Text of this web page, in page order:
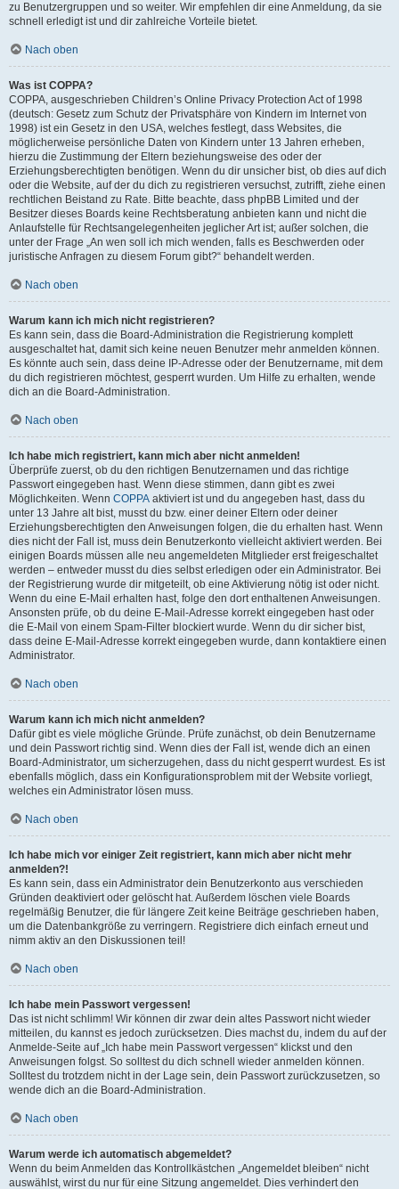
zu Benutzergruppen und so weiter. Wir empfehlen dir eine Anmeldung, da sie
schnell erledigt ist und dir zahlreiche Vorteile bietet.
Nach oben
Was ist COPPA?
COPPA, ausgeschrieben Children’s Online Privacy Protection Act of 1998
(deutsch: Gesetz zum Schutz der Privatsphäre von Kindern im Internet von
1998) ist ein Gesetz in den USA, welches festlegt, dass Websites, die
möglicherweise persönliche Daten von Kindern unter 13 Jahren erheben,
hierzu die Zustimmung der Eltern beziehungsweise des oder der
Erziehungsberechtigten benötigen. Wenn du dir unsicher bist, ob dies auf dich
oder die Website, auf der du dich zu registrieren versuchst, zutrifft, ziehe einen
rechtlichen Beistand zu Rate. Bitte beachte, dass phpBB Limited und der
Besitzer dieses Boards keine Rechtsberatung anbieten kann und nicht die
Anlaufstelle für Rechtsangelegenheiten jeglicher Art ist; außer solchen, die
unter der Frage „An wen soll ich mich wenden, falls es Beschwerden oder
juristische Anfragen zu diesem Forum gibt?“ behandelt werden.
Nach oben
Warum kann ich mich nicht registrieren?
Es kann sein, dass die Board-Administration die Registrierung komplett
ausgeschaltet hat, damit sich keine neuen Benutzer mehr anmelden können.
Es könnte auch sein, dass deine IP-Adresse oder der Benutzername, mit dem
du dich registrieren möchtest, gesperrt wurden. Um Hilfe zu erhalten, wende
dich an die Board-Administration.
Nach oben
Ich habe mich registriert, kann mich aber nicht anmelden!
Überprüfe zuerst, ob du den richtigen Benutzernamen und das richtige
Passwort eingegeben hast. Wenn diese stimmen, dann gibt es zwei
Möglichkeiten. Wenn COPPA aktiviert ist und du angegeben hast, dass du
unter 13 Jahre alt bist, musst du bzw. einer deiner Eltern oder deiner
Erziehungsberechtigten den Anweisungen folgen, die du erhalten hast. Wenn
dies nicht der Fall ist, muss dein Benutzerkonto vielleicht aktiviert werden. Bei
einigen Boards müssen alle neu angemeldeten Mitglieder erst freigeschaltet
werden – entweder musst du dies selbst erledigen oder ein Administrator. Bei
der Registrierung wurde dir mitgeteilt, ob eine Aktivierung nötig ist oder nicht.
Wenn du eine E-Mail erhalten hast, folge den dort enthaltenen Anweisungen.
Ansonsten prüfe, ob du deine E-Mail-Adresse korrekt eingegeben hast oder
die E-Mail von einem Spam-Filter blockiert wurde. Wenn du dir sicher bist,
dass deine E-Mail-Adresse korrekt eingegeben wurde, dann kontaktiere einen
Administrator.
Nach oben
Warum kann ich mich nicht anmelden?
Dafür gibt es viele mögliche Gründe. Prüfe zunächst, ob dein Benutzername
und dein Passwort richtig sind. Wenn dies der Fall ist, wende dich an einen
Board-Administrator, um sicherzugehen, dass du nicht gesperrt wurdest. Es ist
ebenfalls möglich, dass ein Konfigurationsproblem mit der Website vorliegt,
welches ein Administrator lösen muss.
Nach oben
Ich habe mich vor einiger Zeit registriert, kann mich aber nicht mehr
anmelden?!
Es kann sein, dass ein Administrator dein Benutzerkonto aus verschieden
Gründen deaktiviert oder gelöscht hat. Außerdem löschen viele Boards
regelmäßig Benutzer, die für längere Zeit keine Beiträge geschrieben haben,
um die Datenbankgröße zu verringern. Registriere dich einfach erneut und
nimm aktiv an den Diskussionen teil!
Nach oben
Ich habe mein Passwort vergessen!
Das ist nicht schlimm! Wir können dir zwar dein altes Passwort nicht wieder
mitteilen, du kannst es jedoch zurücksetzen. Dies machst du, indem du auf der
Anmelde-Seite auf „Ich habe mein Passwort vergessen“ klickst und den
Anweisungen folgst. So solltest du dich schnell wieder anmelden können.
Solltest du trotzdem nicht in der Lage sein, dein Passwort zurückzusetzen, so
wende dich an die Board-Administration.
Nach oben
Warum werde ich automatisch abgemeldet?
Wenn du beim Anmelden das Kontrollkästchen „Angemeldet bleiben“ nicht
auswählst, wirst du nur für eine Sitzung angemeldet. Dies verhindert den